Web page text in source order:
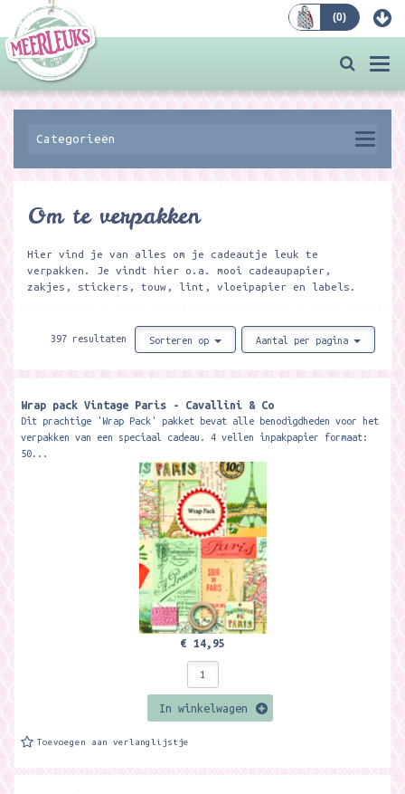
(0)
Categorieën
Om te verpakken
Hier vind je van alles om je cadeautje leuk te
verpakken. Je vindt hier o.a. mooi cadeaupapier,
zakjes, stickers, touw, lint, vloeipapier en labels.
397 resultaten Sorteren op Aantal per pagina
Wrap pack Vintage Paris - Cavallini & Co
Dit prachtige 'Wrap Pack' pakket bevat alle benodigdheden voor het
verpakken van een speciaal cadeau. 4 vellen inpakpapier formaat:
50...
€ 14,95
In winkelwagen
Toevoegen aan verlanglijstje